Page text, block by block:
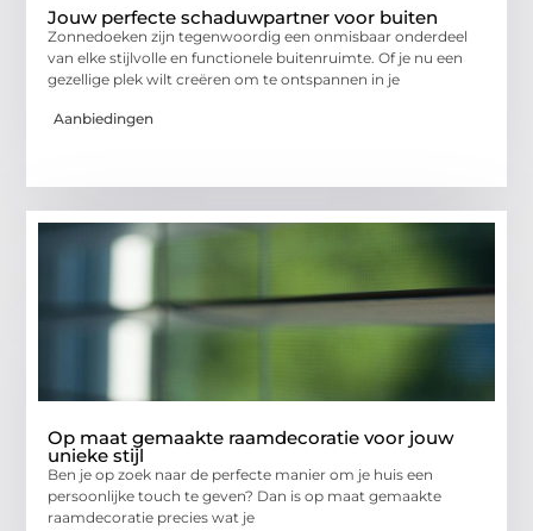
Jouw perfecte schaduwpartner voor buiten
Zonnedoeken zijn tegenwoordig een onmisbaar onderdeel
van elke stijlvolle en functionele buitenruimte. Of je nu een
gezellige plek wilt creëren om te ontspannen in je
Aanbiedingen
Op maat gemaakte raamdecoratie voor jouw
unieke stijl
Ben je op zoek naar de perfecte manier om je huis een
persoonlijke touch te geven? Dan is op maat gemaakte
raamdecoratie precies wat je